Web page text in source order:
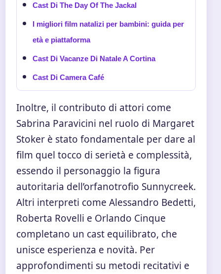
Cast Di The Day Of The Jackal
I migliori film natalizi per bambini: guida per
età e piattaforma
Cast Di Vacanze Di Natale A Cortina
Cast Di Camera Café
Inoltre, il contributo di attori come
Sabrina Paravicini nel ruolo di Margaret
Stoker è stato fondamentale per dare al
film quel tocco di serietà e complessità,
essendo il personaggio la figura
autoritaria dell’orfanotrofio Sunnycreek.
Altri interpreti come Alessandro Bedetti,
Roberta Rovelli e Orlando Cinque
completano un cast equilibrato, che
unisce esperienza e novità. Per
approfondimenti su metodi recitativi e